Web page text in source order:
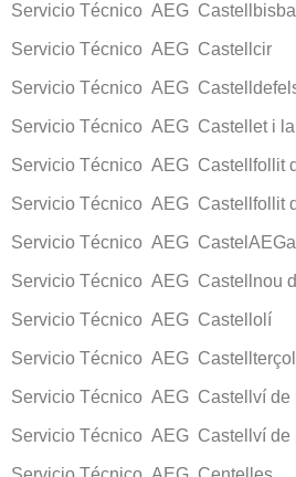
Servicio Técnico AEG Castellbisbal
Servicio Técnico AEG Castellcir
Servicio Técnico AEG
Servicio Técnico AEG Castellet i la
Servicio Técnico AEG Castellfollit
Servicio Técnico AEG Castellfollit
Servicio Técnico AEG
Servicio Técnico AEG Castellnou
Servicio Técnico AEG Castellolí
Servicio Técnico AEG Castellterçol
Servicio Técnico AEG Castellví de
Servicio Técnico AEG Castellví de